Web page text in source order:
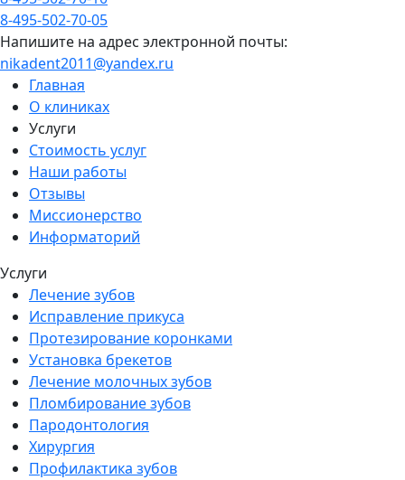
8-495-502-70-05
Напишите на адрес электронной почты:
nikadent2011@yandex.ru
Главная
О клиниках
Услуги
Стоимость услуг
Наши работы
Отзывы
Миссионерство
Информаторий
Услуги
Лечение зубов
Исправление прикуса
Протезирование коронками
Установка брекетов
Лечение молочных зубов
Пломбирование зубов
Пародонтология
Хирургия
Профилактика зубов